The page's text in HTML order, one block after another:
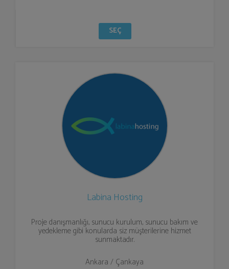
SEÇ
Labina Hosting
Proje danışmanlığı, sunucu kurulum, sunucu bakım ve
yedekleme gibi konularda siz müşterilerine hizmet
sunmaktadır.
Ankara / Çankaya